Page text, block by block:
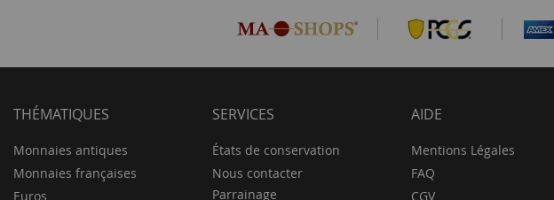
THÉMATIQUES
Monnaies antiques
Monnaies françaises
Euros
SERVICES
États de conservation
Nous contacter
Parrainage
AIDE
Mentions Légales
FAQ
CGV